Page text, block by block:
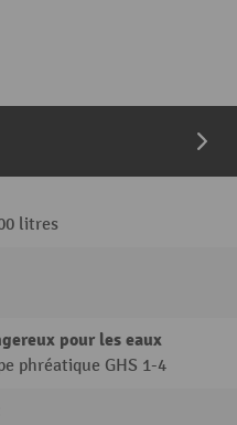
litres
pour les eaux
phréatique GHS 1-4